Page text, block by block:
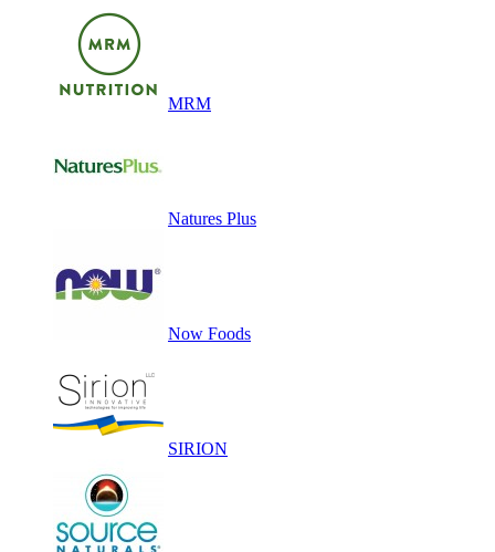
MRM
Natures Plus
Now Foods
SIRION